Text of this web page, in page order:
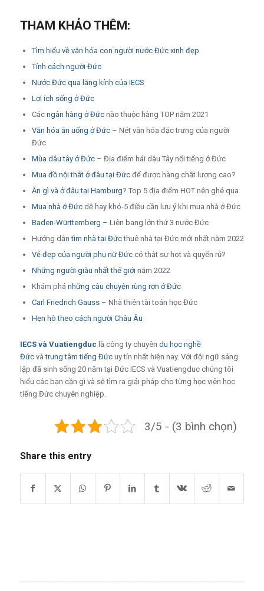
THAM KHẢO THÊM:
Tìm hiểu về văn hóa con người nước Đức xinh đẹp
Tính cách người Đức
Nước Đức qua lăng kính của IECS
Lợi ích sống ở Đức
Các ngân hàng ở Đứcnào thuộc hàng TOP năm 2021
Văn hóa ăn uống ở Đức– Nét văn hóa đặc trưng của người
Đức
Mùa dâu tây ở Đức– Địa điểm hái dâu Tây nổi tiếng ở Đức
Mua đồ nội thất ở đâu tại Đứcđể được hàng chất lượng cao?
Ăn gì và ở đâu tại Hamburg? Top 5 địa điểm HOT nên ghé qua
Mua nhà ở Đứcdễ hay khó-5 điều cần lưu ý khi mua nhà ở Đức
Baden-Württemberg – Liên bang lớn thứ 3 nước Đức
Hướng dẫntìm nhà tại Đứcthuê nhà tại Đức mới nhất năm 2022
Vẻ đẹp của người phụ nữ Đứccó thật sự hot và quyến rủ?
Những người giàu nhất thế giớinăm 2022
Khám phá những câu chuyện rùng rợn ở Đức
Carl Friedrich Gauss– Nhà thiên tài toán học Đức
Hẹn hò theo cách người Châu Âu
IECSvà Vuatiengduc là công ty chuyên du học nghề
Đứcvàtrung tâm tiếng Đứcuy tín nhất hiện nay. Với đội ngữ sáng
lập đã sinh sống 20 năm tại Đức IECS và Vuatiengduc chúng tôi
hiểu các bạn cần gì và sẽ tìm ra giải pháp cho từng học viên học
tiếng Đức chuyên nghiệp.
3/5 - (3 bình chọn)
Share this entry